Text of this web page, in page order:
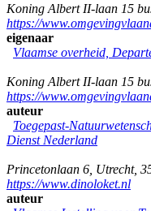
Koning Albert II-laan 15
https://
eigenaar
Vlaamse overheid,
Koning Albert II-laan 15
https://
auteur
Toegepast-
Dienst Nederland
Princetonlaan 6 Utrecht,
https://www.dinoloket.nl
auteur